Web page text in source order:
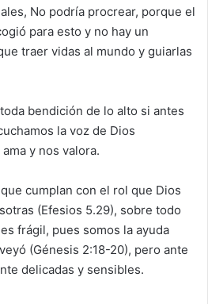
No podría procrear, porque el
para esto y no hay un
traer vidas al mundo y guiarlas
bendición de lo alto si antes
la voz de Dios
y nos valora.
cumplan con el rol que Dios
(Efesios 5.29), sobre todo
frágil, pues somos la ayuda
(Génesis 2:18-20), pero ante
delicadas y sensibles.